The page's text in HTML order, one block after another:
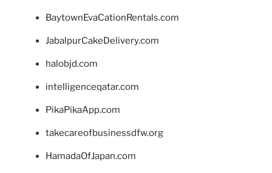
BaytownEvaCationRentals.com
JabalpurCakeDelivery.com
halobjd.com
intelligenceqatar.com
PikaPikaApp.com
takecareofbusinessdfw.org
HamadaOfJapan.com